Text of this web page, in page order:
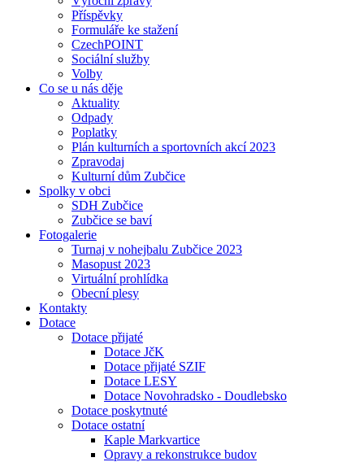
Příspěvky
Formuláře ke stažení
CzechPOINT
Sociální služby
Volby
Co se u nás děje
Aktuality
Odpady
Poplatky
Plán kulturních a sportovních akcí 2023
Zpravodaj
Kulturní dům Zubčice
Spolky v obci
SDH Zubčice
Zubčice se baví
Fotogalerie
Turnaj v nohejbalu Zubčice 2023
Masopust 2023
Virtuální prohlídka
Obecní plesy
Kontakty
Dotace
Dotace přijaté
Dotace JčK
Dotace přijaté SZIF
Dotace LESY
Dotace Novohradsko - Doudlebsko
Dotace poskytnuté
Dotace ostatní
Kaple Markvartice
Opravy a rekonstrukce budov